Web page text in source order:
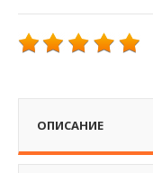
ОПИСАНИЕ